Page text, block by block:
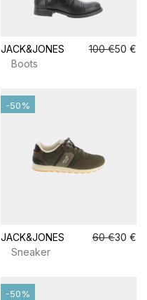
JACK&JONES 100 €50 €
Boots
JACK&JONES 60 €30 €
Sneaker
-50%
-50%